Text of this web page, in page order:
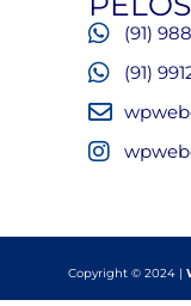
(91)
(91)
Copyright © 2024 |